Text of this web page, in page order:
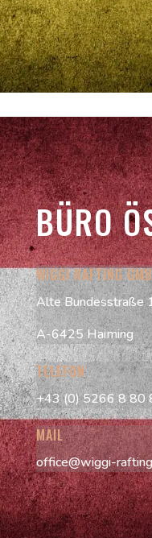
BÜRO
WIGGI RAFTING
Alte Bundesstraße
A-6425 Haiming
TELEFON
+43 (0) 5266 8 80
MAIL
office@wiggi-